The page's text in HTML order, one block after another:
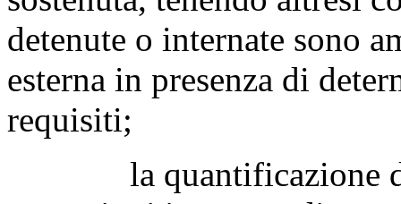
detenute o internate sono
esterna in presenza di
requisiti;
la quantificazione